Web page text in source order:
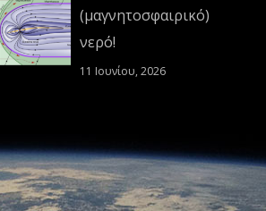
(μαγνητοσφαιρικό)
νερό!
11 Ιουνίου, 2026